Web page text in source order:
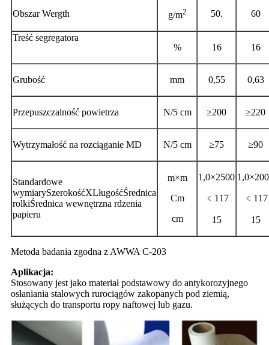
Obszar Wergth g/m2 50. 60
Treść segregatora
%
16 16
Grubość mm 0,55 0,63
Przepuszczalność powietrza N/5 cm ≥200 ≥220
Wytrzymałość na rozciąganie MD N/5 cm ≥75 ≥90
Standardowe
wymiarySzerokośćXLługośćŚrednica
rolkiŚrednica wewnętrzna rdzenia
papieru
m×m
Cm
cm
1,0×2500
﹤117
15
﹤117
15
Metoda badania zgodna z AWWA C-203
Aplikacja:
Stosowany jest jako materiał podstawowy do antykorozyjnego
osłaniania stalowych rurociągów zakopanych pod ziemią,
służących do transportu ropy naftowej lub gazu.